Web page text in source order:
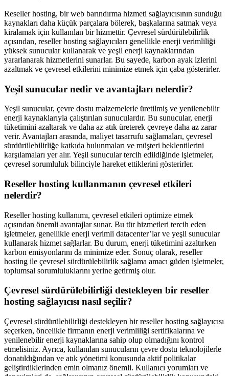
Reseller hosting, bir web barındırma hizmeti sağlayıcısının sunduğu
kaynakları daha küçük parçalara bölerek, başkalarına satmak veya
kiralamak için kullanılan bir hizmettir. Çevresel sürdürülebilirlik
açısından, reseller hosting sağlayıcıları genellikle enerji verimliliği
yüksek sunucular kullanarak ve yeşil enerji kaynaklarından
yararlanarak hizmetlerini sunarlar. Bu sayede, karbon ayak izlerini
azaltmak ve çevresel etkilerini minimize etmek için çaba gösterirler.
Yeşil sunucular nedir ve avantajları nelerdir?
Yeşil sunucular, çevre dostu malzemelerle üretilmiş ve yenilenebilir
enerji kaynaklarıyla çalıştırılan sunuculardır. Bu sunucular, enerji
tüketimini azaltarak ve daha az atık üreterek çevreye daha az zarar
verir. Avantajları arasında, maliyet tasarrufu sağlamaları, çevresel
sürdürülebilirliğe katkıda bulunmaları ve müşteri beklentilerini
karşılamaları yer alır. Yeşil sunucular tercih edildiğinde işletmeler,
çevresel sorumluluk bilinciyle hareket ettiklerini gösterirler.
Reseller hosting kullanmanın çevresel etkileri
nelerdir?
Reseller hosting kullanımı, çevresel etkileri optimize etmek
açısından önemli avantajlar sunar. Bu tür hizmetleri tercih eden
işletmeler, genellikle enerji verimli datacenter’lar ve yeşil sunucular
kullanarak hizmet sağlarlar. Bu durum, enerji tüketimini azaltırken
karbon emisyonlarını da minimize eder. Sonuç olarak, reseller
hosting ile çevresel sürdürülebilirlik sağlama amacı güden işletmeler,
toplumsal sorumluluklarını yerine getirmiş olur.
Çevresel sürdürülebilirliği destekleyen bir reseller
hosting sağlayıcısı nasıl seçilir?
Çevresel sürdürülebilirliği destekleyen bir reseller hosting sağlayıcısı
seçerken, öncelikle firmanın enerji verimliliği sertifikalarına ve
yenilenebilir enerji kaynaklarına sahip olup olmadığını kontrol
etmelisiniz. Ayrıca, kullanılan sunucuların çevre dostu teknolojilerle
donatıldığından ve atık yönetimi konusunda aktif politikalar
geliştirdiklerinden emin olmanız önemli. Kullanıcı yorumları ve